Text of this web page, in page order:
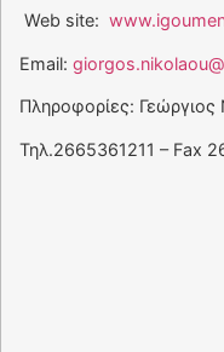
Web site:
Email:
Πληροφορίες: Γεώργιος
Τηλ.2665361211 – Fax